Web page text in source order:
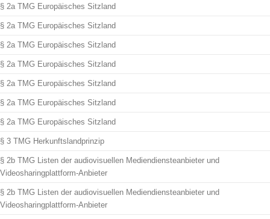
§ 2a TMG Europäisches Sitzland
§ 2a TMG Europäisches Sitzland
§ 2a TMG Europäisches Sitzland
§ 2a TMG Europäisches Sitzland
§ 2a TMG Europäisches Sitzland
§ 2a TMG Europäisches Sitzland
§ 2a TMG Europäisches Sitzland
§ 3 TMG Herkunftslandprinzip
§ 2b TMG Listen der audiovisuellen Mediendiensteanbieter und
Videosharingplattform-Anbieter
§ 2b TMG Listen der audiovisuellen Mediendiensteanbieter und
Videosharingplattform-Anbieter